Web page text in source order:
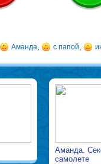
Аманда, с папой,
Аманда.
самолете